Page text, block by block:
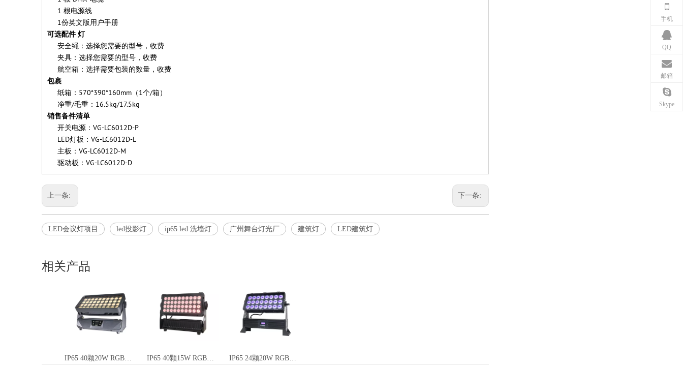
1 根电源线
1份英文版用户手册
可选配件 灯
安全绳：选择您需要的型号，收费
夹具：选择您需要的型号，收费
航空箱：选择需要包装的数量，收费
包裹
纸箱：570*390*160mm（1个/箱）
净重/毛重：16.5kg/17.5kg
销售备件清单
开关电源：VG-LC6012D-P
LED灯板：VG-LC6012D-L
主板：VG-LC6012D-M
驱动板：VG-LC6012D-D
上一条: 下一条:
LED会议灯项目 led投影灯 ip65 led 洗墙灯 广州舞台灯光厂 建筑灯 LED建筑灯
相关产品
IP65 40颗20W RGBW 4合1防水泛光灯 IP65 40颗15W RGBW 4合1防水泛光灯 IP65 24颗20W RGBW 4合1防水泛光灯
手机
QQ
邮箱
Skype